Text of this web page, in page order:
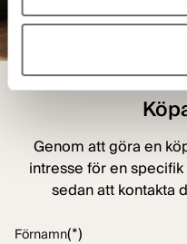
Genom att göra en
intresse för en
sedan att kontakta
Förnamn(*)